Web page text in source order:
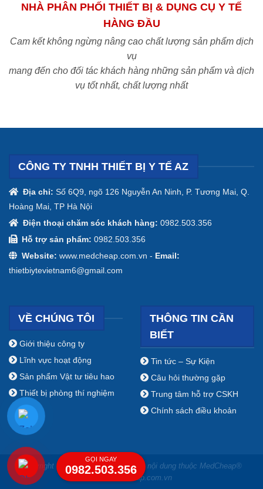
NHÀ PHÂN PHỐI THIẾT BỊ & DỤNG CỤ Y TẾ
HÀNG ĐẦU
Cam kết không ngừng nâng cao chất lượng sản phẩm dịch
vụ
mang đến cho đối tác khách hàng những sản phẩm và dịch
vụ tốt nhất, chất lượng nhất
CÔNG TY TNHH THIẾT BỊ Y TẾ AZ
Địa chỉ: Số 6Q9, ngõ 126 Nguyễn An Ninh, P. Tương Mai, Q.
Hoàng Mai, TP Hà Nội
Điện thoại chăm sóc khách hàng: 0982.503.356
Hỗ trợ sản phẩm: 0982.503.356
Website: www.medcheap.com.vn - Email:
thietbiytevietnam6@gmail.com
VỀ CHÚNG TÔI
Giới thiệu công ty
Lĩnh vực hoạt động
Sản phẩm Vật tư tiêu hao
Thiết bị phòng thí nghiệm
THÔNG TIN CẦN
BIẾT
Tin tức – Sự Kiện
Câu hỏi thường gặp
Trung tâm hỗ trợ CSKH
Chính sách điều khoản
Copyright ⓒ 2009 - 2019 Bản quyền nội dung thuộc MedCheap®
www.medcheap.com.vn
GỌI NGAY
0982.503.356